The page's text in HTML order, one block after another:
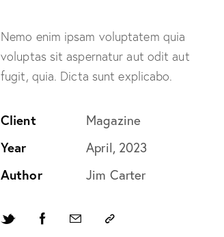
Nemo enim ipsam voluptatem quia
voluptas sit aspernatur aut odit aut
fugit, quia. Dicta sunt explicabo.
Client
Magazine
Year
April, 2023
Author
Jim Carter